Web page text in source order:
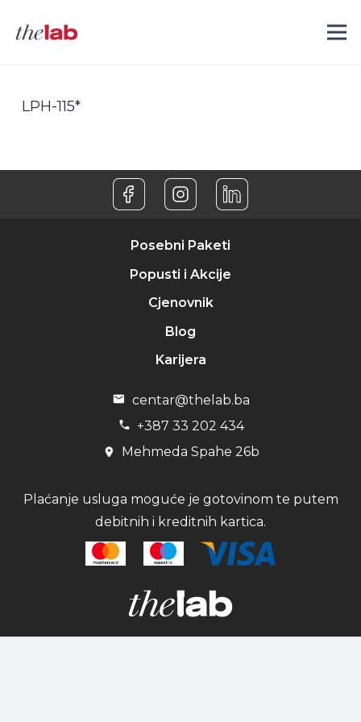
LPH-115*
Posebni Paketi
Popusti i Akcije
Cjenovnik
Blog
Karijera
centar@thelab.ba
+387 33 202 434
Mehmeda Spahe 26b
Plaćanje usluga moguće je gotovinom te putem
debitnih i kreditnih kartica.